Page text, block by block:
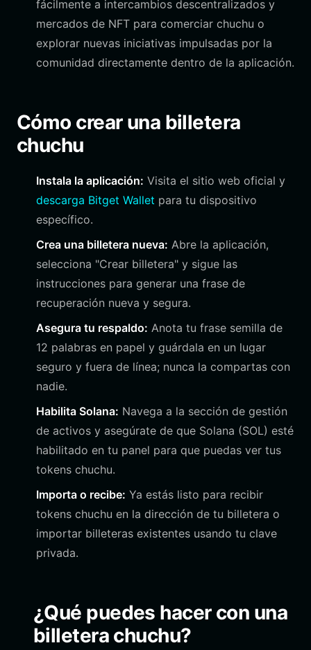
fácilmente a intercambios descentralizados y
mercados de NFT para comerciar chuchu o
explorar nuevas iniciativas impulsadas por la
comunidad directamente dentro de la aplicación.
Cómo crear una billetera
chuchu
Instala la aplicación: Visita el sitio web oficial y
descarga Bitget Wallet para tu dispositivo
específico.
Crea una billetera nueva: Abre la aplicación,
selecciona "Crear billetera" y sigue las
instrucciones para generar una frase de
recuperación nueva y segura.
Asegura tu respaldo: Anota tu frase semilla de
12 palabras en papel y guárdala en un lugar
seguro y fuera de línea; nunca la compartas con
nadie.
Habilita Solana: Navega a la sección de gestión
de activos y asegúrate de que Solana (SOL) esté
habilitado en tu panel para que puedas ver tus
tokens chuchu.
Importa o recibe: Ya estás listo para recibir
tokens chuchu en la dirección de tu billetera o
importar billeteras existentes usando tu clave
privada.
¿Qué puedes hacer con una
billetera chuchu?